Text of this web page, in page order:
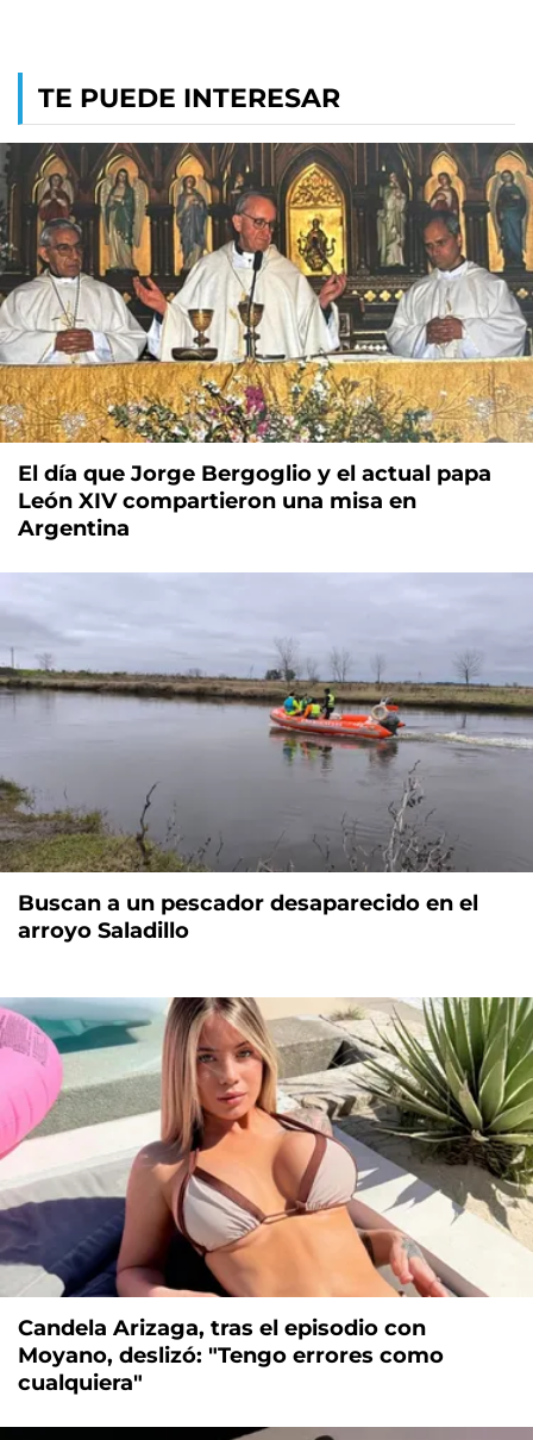
TE PUEDE INTERESAR
El día que Jorge Bergoglio y el actual papa
León XIV compartieron una misa en
Argentina
Buscan a un pescador desaparecido en el
arroyo Saladillo
Candela Arizaga, tras el episodio con
Moyano, deslizó: "Tengo errores como
cualquiera"